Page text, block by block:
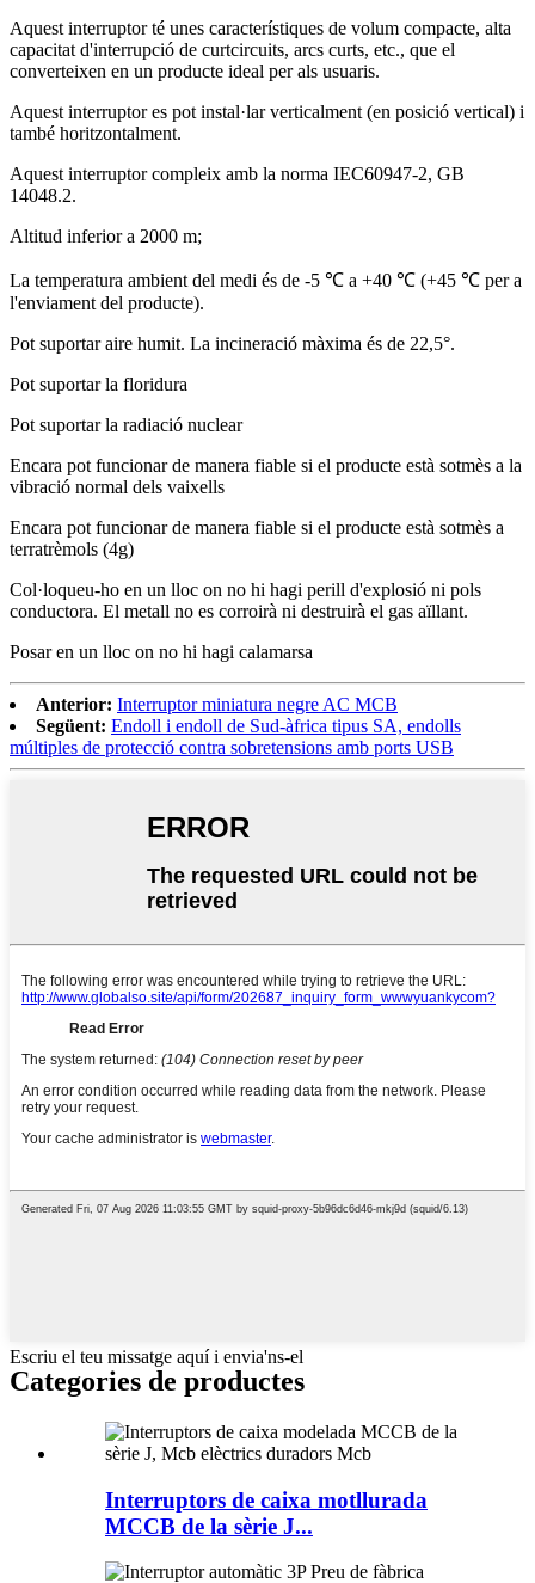
Aquest interruptor té unes característiques de volum compacte, alta
capacitat d'interrupció de curtcircuits, arcs curts, etc., que el
converteixen en un producte ideal per als usuaris.
Aquest interruptor es pot instal·lar verticalment (en posició vertical) i
també horitzontalment.
Aquest interruptor compleix amb la norma IEC60947-2, GB
14048.2.
Altitud inferior a 2000 m;
La temperatura ambient del medi és de -5 ℃ a +40 ℃ (+45 ℃ per a
l'enviament del producte).
Pot suportar aire humit. La incineració màxima és de 22,5°.
Pot suportar la floridura
Pot suportar la radiació nuclear
Encara pot funcionar de manera fiable si el producte està sotmès a la
vibració normal dels vaixells
Encara pot funcionar de manera fiable si el producte està sotmès a
terratrèmols (4g)
Col·loqueu-ho en un lloc on no hi hagi perill d'explosió ni pols
conductora. El metall no es corroirà ni destruirà el gas aïllant.
Posar en un lloc on no hi hagi calamarsa
Anterior: Interruptor miniatura negre AC MCB
Següent: Endoll i endoll de Sud-àfrica tipus SA, endolls
múltiples de protecció contra sobretensions amb ports USB
Escriu el teu missatge aquí i envia'ns-el
Categories de productes
Interruptors de caixa motllurada
MCCB de la sèrie J...